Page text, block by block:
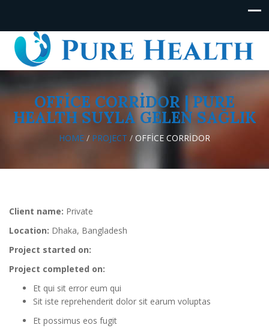
OFFICE CORRIDOR | PURE
HEALTH SUYLA GELEN SAĞLIK
HOME / PROJECT / OFFICE CORRIDOR
Client name: Private
Location: Dhaka, Bangladesh
Project started on:
Project completed on:
Et qui sit error eum qui
Sit iste reprehenderit dolor sit earum voluptas
Et possimus eos fugit